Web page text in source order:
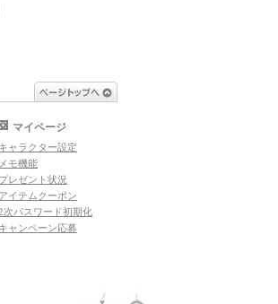
マイページ
キャラクター設定
メモ機能
プレゼント状況
アイテムクーポン
次パスワード初期化
キャンペーン応募